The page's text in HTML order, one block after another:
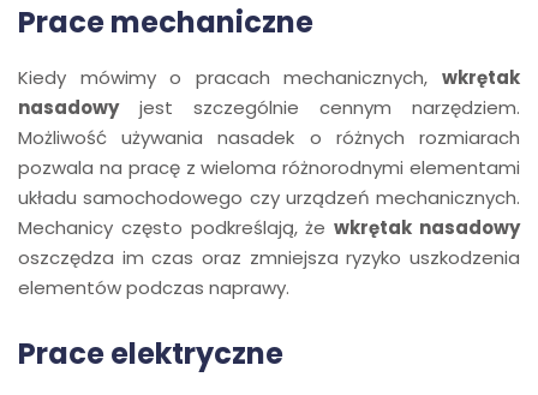
Prace mechaniczne
Kiedy mówimy o pracach mechanicznych, wkrętak
nasadowyjest szczególnie cennym narzędziem.
Możliwość używania nasadek o różnych rozmiarach
pozwala na pracę z wieloma różnorodnymi elementami
układu samochodowego czy urządzeń mechanicznych.
Mechanicy często podkreślają, żewkrętak nasadowy
oszczędza im czas oraz zmniejsza ryzyko uszkodzenia
elementów podczas naprawy.
Prace elektryczne